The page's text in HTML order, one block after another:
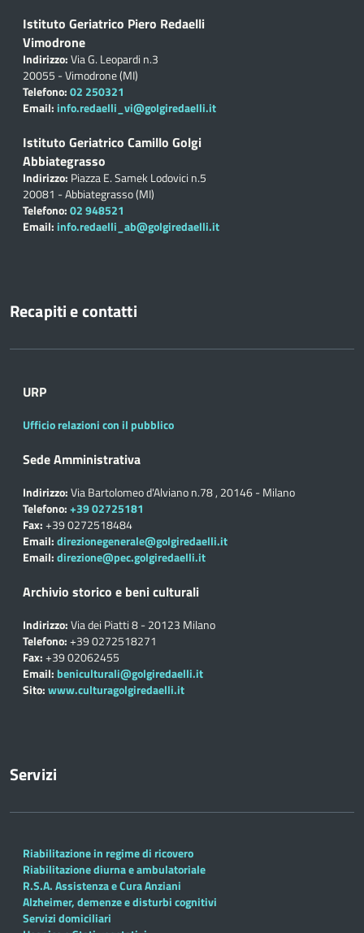
Istituto Geriatrico Piero Redaelli
Vimodrone
Indirizzo:Via G. Leopardi n.3
20055 - Vimodrone (MI)
Telefono:02 250321
Email: info.redaelli_vi@golgiredaelli.it
Istituto Geriatrico Camillo Golgi
Abbiategrasso
Indirizzo: Piazza E. Samek Lodovici n.5
20081 - Abbiategrasso (MI)
Telefono:02 948521
Email: info.redaelli_ab@golgiredaelli.it
Recapiti e contatti
URP
Ufficio relazioni con il pubblico
Sede Amministrativa
Indirizzo:Via Bartolomeo d'Alviano n.78 , 20146 - Milano
Telefono:+39 02725181
Fax:+39 0272518484
Email:direzionegenerale@golgiredaelli.it
Email:direzione@pec.golgiredaelli.it
Archivio storico e beni culturali
Indirizzo:Via dei Piatti 8 - 20123 Milano
Telefono:+39 0272518271
Fax:+39 02062455
Email: beniculturali@golgiredaelli.it
Sito:www.culturagolgiredaelli.it
Servizi
Riabilitazione in regime di ricovero
Riabilitazione diurna e ambulatoriale
R.S.A. Assistenza e Cura Anziani
Alzheimer, demenze e disturbi cognitivi
Servizi domiciliari